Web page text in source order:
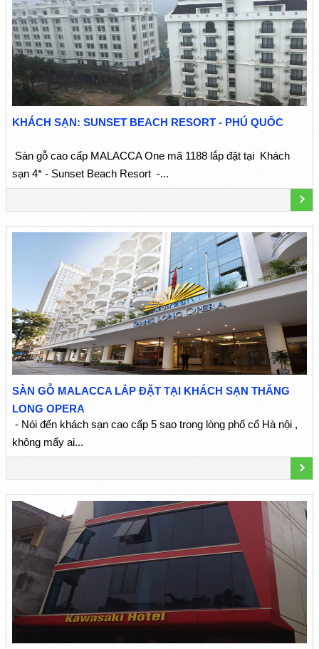
KHÁCH SẠN: SUNSET BEACH RESORT - PHÚ QUỐC
Sàn gỗ cao cấp MALACCA One mã 1188 lắp đặt tại Khách
sạn 4* - Sunset Beach Resort -...
SÀN GỖ MALACCA LẮP ĐẶT TẠI KHÁCH SẠN THĂNG
LONG OPERA
- Nói đến khách sạn cao cấp 5 sao trong lòng phố cổ Hà nội ,
không mấy ai...